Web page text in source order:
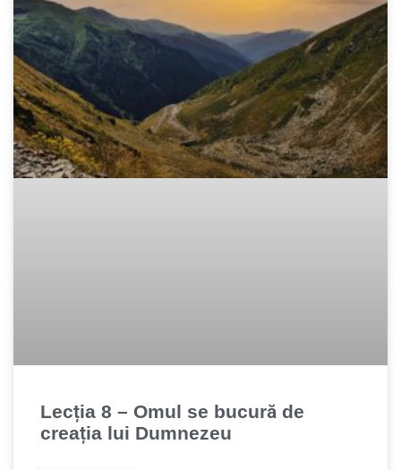
Lecția 8 – Omul se bucură de
creația lui Dumnezeu